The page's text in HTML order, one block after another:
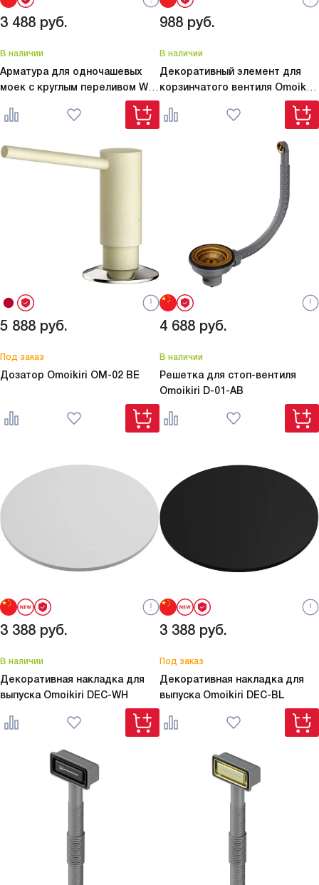
3 488 руб.
В наличии
Арматура для одночашевых
моек с круглым переливом WK-
988 руб.
В наличии
Декоративный элемент для
корзинчатого вентиля Omoikiri
5 888 руб.
Под заказ
Дозатор Omoikiri OM-02 BE
4 688 руб.
В наличии
Решетка для стоп-вентиля
Omoikiri D-01-AB
3 388 руб.
В наличии
Декоративная накладка для
выпуска Omoikiri DEC-WH
3 388 руб.
Под заказ
Декоративная накладка для
выпуска Omoikiri DEC-BL